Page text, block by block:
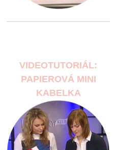
VIDEOTUTORIÁL:
PAPIEROVÁ MINI
KABELKA